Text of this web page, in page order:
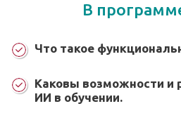
В
Что такое
Каковы возможности и
ИИ в обучении.